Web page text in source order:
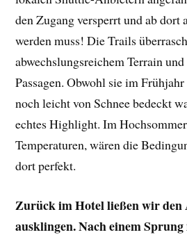
den Zugang versperrt und ab dort
werden muss! Die Trails
abwechslungsreichem Terrain
Passagen. Obwohl sie im
noch leicht von Schnee bedeckt
echtes Highlight. Im
Temperaturen, wären die
dort perfekt.
Zurück im Hotel ließen wir den
ausklingen. Nach einem